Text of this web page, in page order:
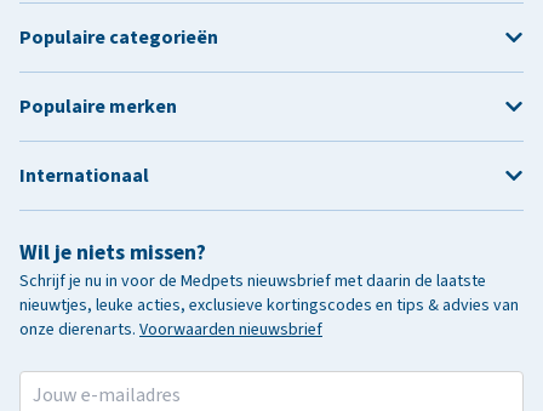
Wil je niets missen?
Schrijf je nu in voor de Medpets nieuwsbrief met daarin de laatste
nieuwtjes, leuke acties, exclusieve kortingscodes en tips & advies van
onze dierenarts. Voorwaarden nieuwsbrief
Populaire categorieën
Populaire merken
Internationaal